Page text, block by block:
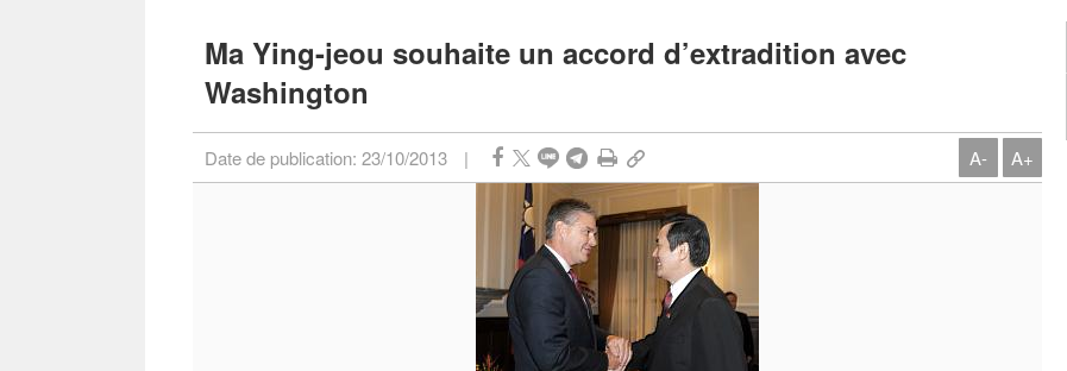
Ma Ying-jeou souhaite un accord d’extradition avec
Washington
Date de publication: 23/10/2013 | A- A+